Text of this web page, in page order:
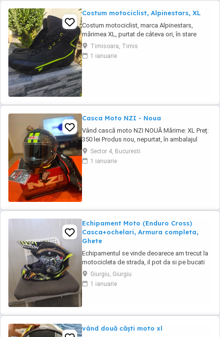
Costum motociclist, Alpinestars, XL
Costum motociclist, marca Alpinestars,
mărimea XL, purtat de câteva ori, în stare
foarte bună. Ridicare de la domiciliu( cartierul
Freidorf - Timișoara)
Timisoara, Timis
1 ianuarie
Casca Moto NZI - Noua
Vând cască moto NZI NOUĂ Mărime: XL Preț:
350 lei Produs nou, nepurtat, în ambalajul
original, cu husă și etichete. Cască
omologată, pregătită pentru utilizare pe
drumurile publice. Casca are un design
Sector 4, Bucuresti
1 ianuarie
Echipament Moto (Enduro Cross)
Casca+ochelari, Armura completa,
Ghete
Echipamentul se vinde deoarece am trecut la
motocicleta de strada, il pot da si pe bucati
Casca AIROH mărime L + ochelari FUZION
Armura completa FOX mărime XL ( se poate
mări micșora dupa preferințe) Mănuși FOX
Giurgiu, Giurgiu
1 ianuarie
vând două căști moto xl